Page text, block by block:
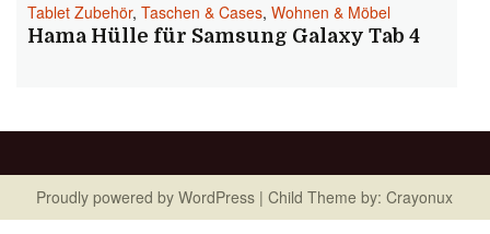
Tablet Zubehör, Taschen & Cases, Wohnen & Möbel
Hama Hülle für Samsung Galaxy Tab 4
Proudly powered by WordPress | Child Theme by: Crayonux